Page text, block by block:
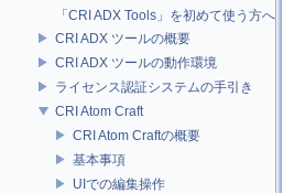
「CRI ADX Tools」を初めて使う方へ
CRI ADX ツールの概要
CRI ADX ツールの動作環境
ライセンス認証システムの手引き
CRI Atom Craft
CRI Atom Craftの概要
基本事項
UIでの編集操作